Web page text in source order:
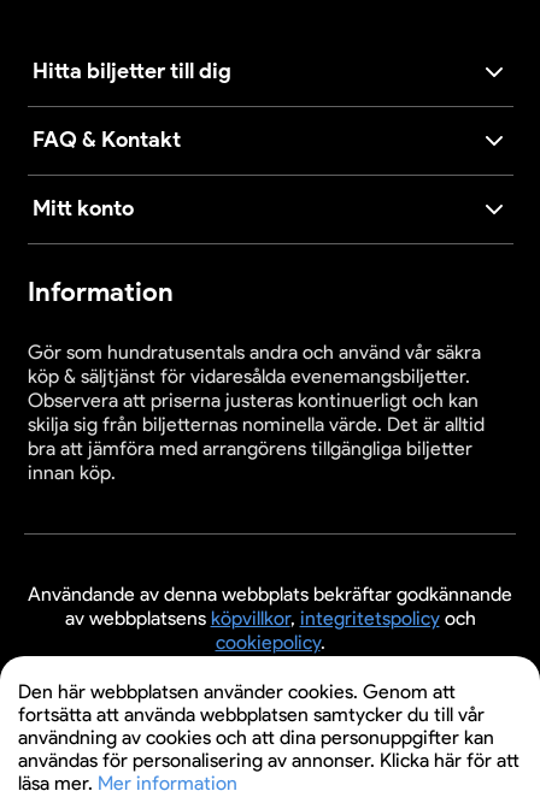
Hitta biljetter till dig
FAQ & Kontakt
Mitt konto
Information
Gör som hundratusentals andra och använd vår säkra
köp & säljtjänst för vidaresålda evenemangsbiljetter.
Observera att priserna justeras kontinuerligt och kan
skilja sig från biljetternas nominella värde. Det är alltid
bra att jämföra med arrangörens tillgängliga biljetter
innan köp.
Användande av denna webbplats bekräftar godkännande
av webbplatsens köpvillkor, integritetspolicyoch
cookiepolicy.
© 2026 Evenemangsbiljetter.se
Den här webbplatsen använder cookies. Genom att
fortsätta att använda webbplatsen samtycker du till vår
användning av cookies och att dina personuppgifter kan
användas för personalisering av annonser. Klicka här för att
läsa mer. Mer information